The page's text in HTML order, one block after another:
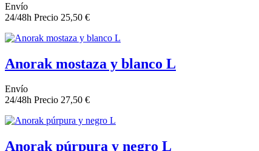
Envío
24/48h Precio 25,50 €
Anorak mostaza y blanco L
Envío
24/48h Precio 27,50 €
Anorak púrpura y negro L